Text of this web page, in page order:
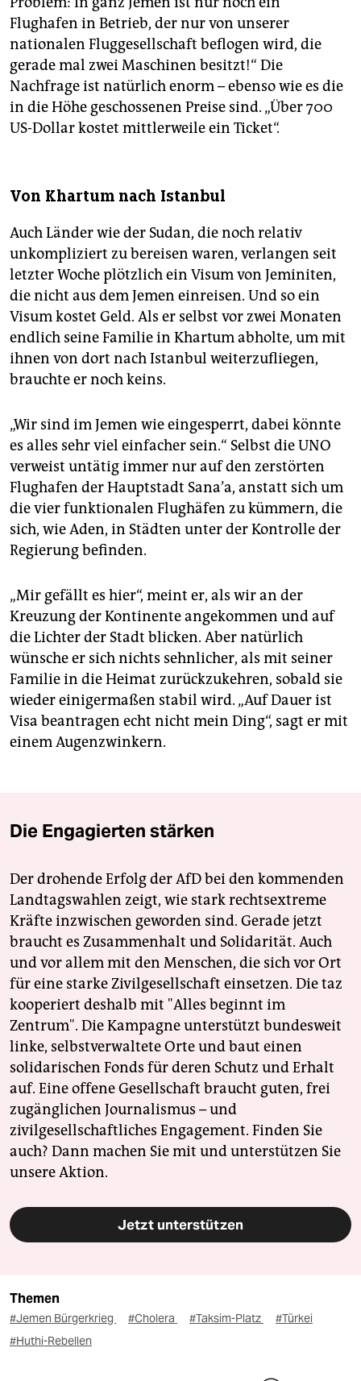
Flughafen in Betrieb, der nur von unserer
nationalen Fluggesellschaft beflogen wird, die
gerade mal zwei Maschinen besitzt!“ Die
Nachfrage ist natürlich enorm – ebenso wie es die
in die Höhe geschossenen Preise sind. „Über 700
US-Dollar kostet mittlerweile ein Ticket“.
Von Khartum nach Istanbul
Auch Länder wie der Sudan, die noch relativ
unkompliziert zu bereisen waren, verlangen seit
letzter Woche plötzlich ein Visum von Jeminiten,
die nicht aus dem Jemen einreisen. Und so ein
Visum kostet Geld. Als er selbst vor zwei Monaten
endlich seine Familie in Khartum abholte, um mit
ihnen von dort nach Istanbul weiterzufliegen,
brauchte er noch keins.
„Wir sind im Jemen wie eingesperrt, dabei könnte
es alles sehr viel einfacher sein.“ Selbst die UNO
verweist untätig immer nur auf den zerstörten
Flughafen der Hauptstadt Sana’a, anstatt sich um
die vier funktionalen Flughäfen zu kümmern, die
sich, wie Aden, in Städten unter der Kontrolle der
Regierung befinden.
„Mir gefällt es hier“, meint er, als wir an der
Kreuzung der Kontinente angekommen und auf
die Lichter der Stadt blicken. Aber natürlich
wünsche er sich nichts sehnlicher, als mit seiner
Familie in die Heimat zurückzukehren, sobald sie
wieder einigermaßen stabil wird. „Auf Dauer ist
Visa beantragen echt nicht mein Ding“, sagt er mit
einem Augenzwinkern.
Die Engagierten stärken
Der drohende Erfolg der AfD bei den kommenden
Landtagswahlen zeigt, wie stark rechtsextreme
Kräfte inzwischen geworden sind. Gerade jetzt
braucht es Zusammenhalt und Solidarität. Auch
und vor allem mit den Menschen, die sich vor Ort
für eine starke Zivilgesellschaft einsetzen. Die taz
kooperiert deshalb mit "Alles beginnt im
Zentrum". Die Kampagne unterstützt bundesweit
linke, selbstverwaltete Orte und baut einen
solidarischen Fonds für deren Schutz und Erhalt
auf. Eine offene Gesellschaft braucht guten, frei
zugänglichen Journalismus – und
zivilgesellschaftliches Engagement. Finden Sie
auch? Dann machen Sie mit und unterstützen Sie
unsere Aktion.
Jetzt unterstützen
Themen
#Jemen Bürgerkrieg #Cholera #Taksim-Platz
#Türkei
#Huthi-Rebellen